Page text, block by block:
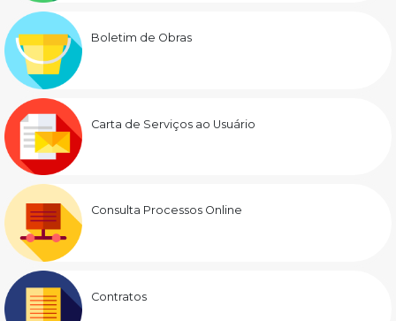
Boletim de Obras
Carta de Serviços ao Usuário
Consulta Processos Online
Contratos